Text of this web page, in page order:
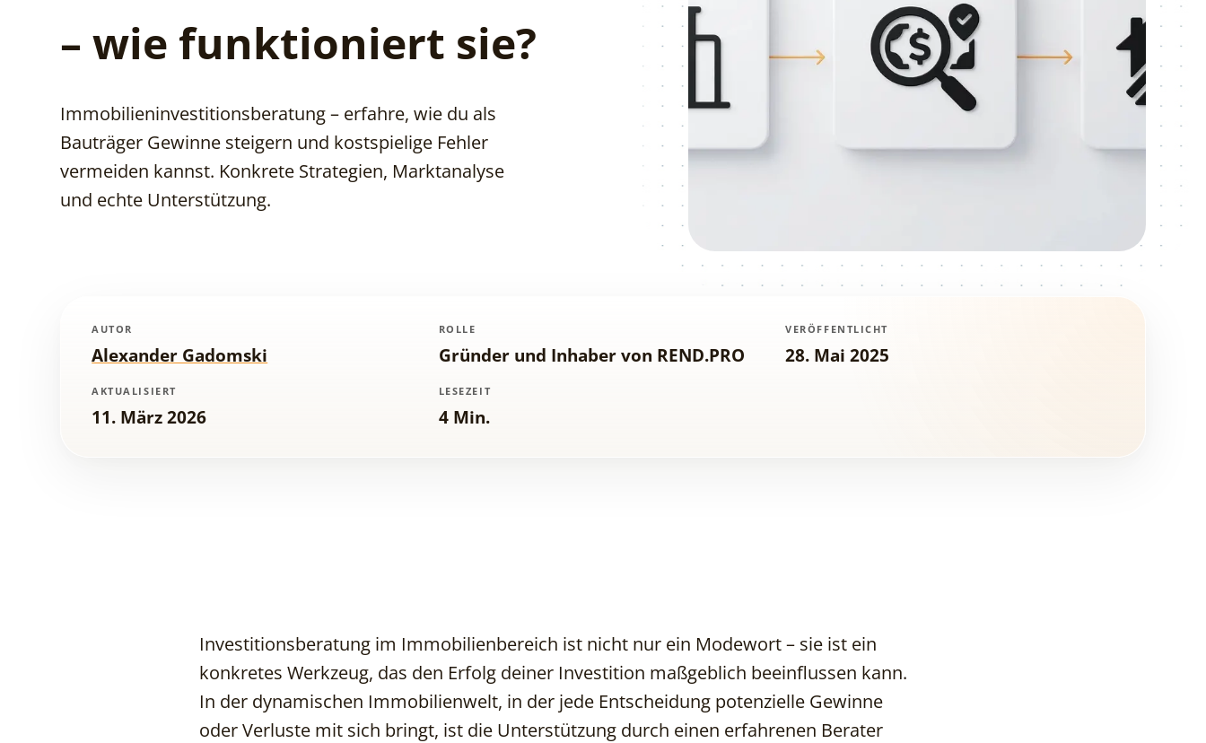
– wie funktioniert sie?
Immobilieninvestitionsberatung – erfahre, wie du als
Bauträger Gewinne steigern und kostspielige Fehler
vermeiden kannst. Konkrete Strategien, Marktanalyse
und echte Unterstützung.
AUTOR
Alexander Gadomski
ROLLE
Gründer und Inhaber von REND.PRO
VERÖFFENTLICHT
28. Mai 2025
AKTUALISIERT
11. März 2026
LESEZEIT
4 Min.
Investitionsberatung im Immobilienbereich ist nicht nur ein Modewort – sie ist ein
konkretes Werkzeug, das den Erfolg deiner Investition maßgeblich beeinflussen kann.
In der dynamischen Immobilienwelt, in der jede Entscheidung potenzielle Gewinne
oder Verluste mit sich bringt, ist die Unterstützung durch einen erfahrenen Berater